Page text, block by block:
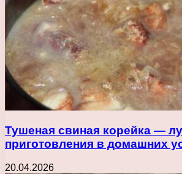
Тушеная свиная корейка —
приготовления в домашних
20.04.2026